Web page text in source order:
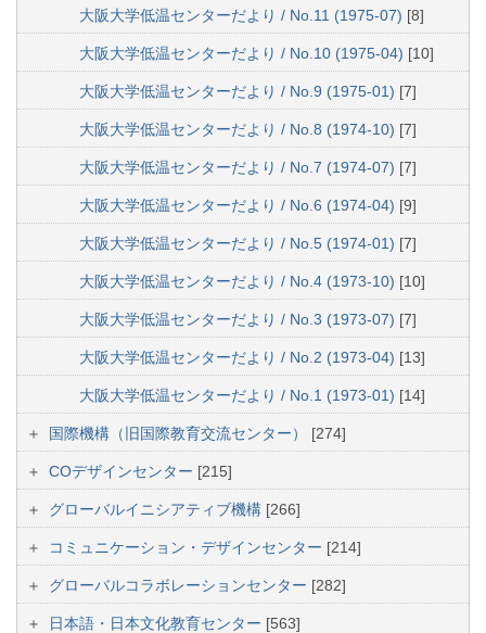
大阪大学低温センターだより / No.11 (1975-07) [8]
大阪大学低温センターだより / No.10 (1975-04) [10]
大阪大学低温センターだより / No.9 (1975-01) [7]
大阪大学低温センターだより / No.8 (1974-10) [7]
大阪大学低温センターだより / No.7 (1974-07) [7]
大阪大学低温センターだより / No.6 (1974-04) [9]
大阪大学低温センターだより / No.5 (1974-01) [7]
大阪大学低温センターだより / No.4 (1973-10) [10]
大阪大学低温センターだより / No.3 (1973-07) [7]
大阪大学低温センターだより / No.2 (1973-04) [13]
大阪大学低温センターだより / No.1 (1973-01) [14]
国際機構（旧国際教育交流センター） [274]
COデザインセンター [215]
グローバルイニシアティブ機構 [266]
コミュニケーション・デザインセンター [214]
グローバルコラボレーションセンター [282]
日本語・日本文化教育センター [563]